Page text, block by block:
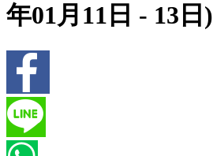
年01月11日 - 13日)